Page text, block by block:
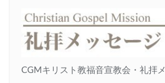
CGMキリスト教福音宣教会・礼拝